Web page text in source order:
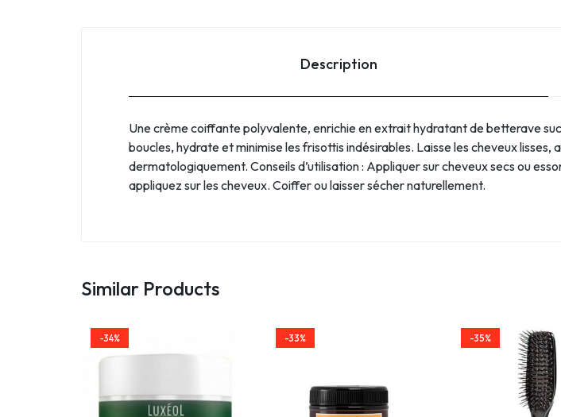
Description
Une crème coiffante polyvalente, enrichie en extrait hydratant de betterave
boucles, hydrate et minimise les frisottis indésirables. Laisse les cheveux
dermatologiquement. Conseils d’utilisation : Appliquer sur cheveux secs ou
appliquez sur les cheveux. Coiffer ou laisser sécher naturellement.
Similar Products
-34% -33% -35%